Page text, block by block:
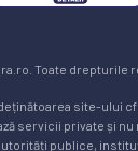
Toate drepturile
site-ului
servicii private și nu
publice,